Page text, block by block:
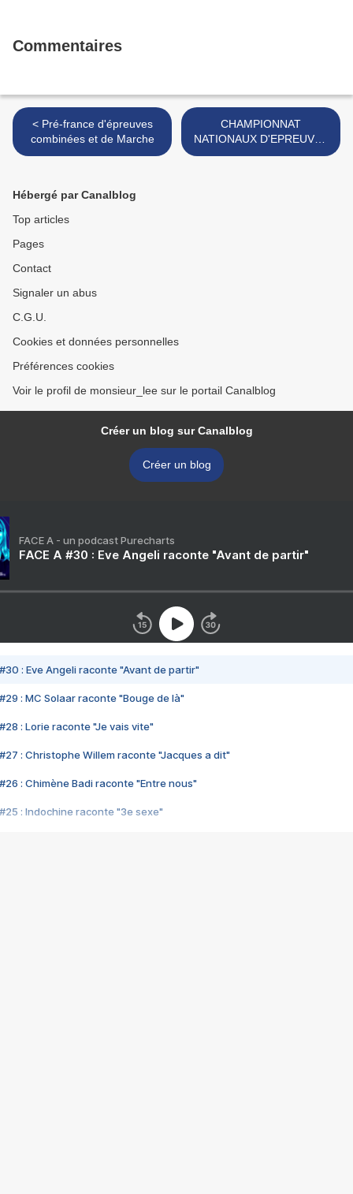
Commentaires
< Pré-france d'épreuves
combinées et de Marche
CHAMPIONNAT
NATIONAUX D'EPREUVES
COMBINEES + MARCHE >
Hébergé par Canalblog
Top articles
Pages
Contact
Signaler un abus
C.G.U.
Cookies et données personnelles
Préférences cookies
Voir le profil de monsieur_lee sur le portail Canalblog
Créer un blog sur Canalblog
Créer un blog
FACE A - un podcast Purecharts
FACE A #30 : Eve Angeli raconte "Avant de partir"
#30 : Eve Angeli raconte "Avant de partir"
#29 : MC Solaar raconte "Bouge de là"
#28 : Lorie raconte "Je vais vite"
#27 : Christophe Willem raconte "Jacques a dit"
#26 : Chimène Badi raconte "Entre nous"
#25 : Indochine raconte "3e sexe"